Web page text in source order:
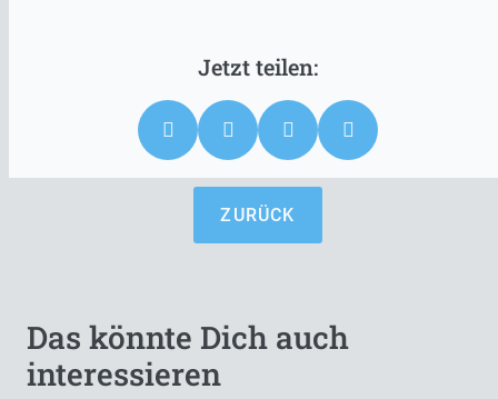
ZURÜCK
Das könnte Dich auch
interessieren